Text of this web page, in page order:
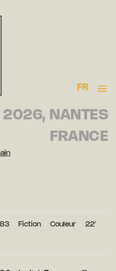
FR
2026, NANTES
FRANCE
Fiction Couleur 22′